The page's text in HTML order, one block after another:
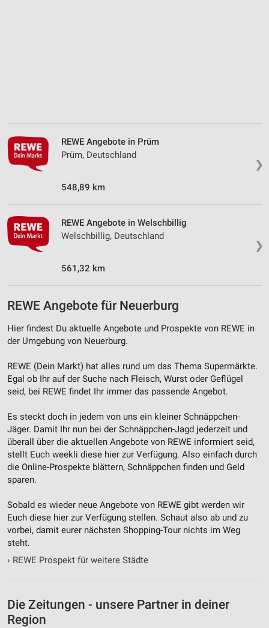
❯
REWE Angebote in Prüm
Prüm, Deutschland
548,89 km
❯
REWE Angebote in Welschbillig
Welschbillig, Deutschland
561,32 km
REWE Angebote für Neuerburg
Hier findest Du aktuelle Angebote und Prospekte von REWE in
der Umgebung von Neuerburg.
REWE (Dein Markt) hat alles rund um das Thema Supermärkte.
Egal ob Ihr auf der Suche nach Fleisch, Wurst oder Geflügel
seid, bei REWE findet Ihr immer das passende Angebot.
Es steckt doch in jedem von uns ein kleiner Schnäppchen-
Jäger. Damit Ihr nun bei der Schnäppchen-Jagd jederzeit und
überall über die aktuellen Angebote von REWE informiert seid,
stellt Euch weekli diese hier zur Verfügung. Also einfach durch
die Online-Prospekte blättern, Schnäppchen finden und Geld
sparen.
Sobald es wieder neue Angebote von REWE gibt werden wir
Euch diese hier zur Verfügung stellen. Schaut also ab und zu
vorbei, damit eurer nächsten Shopping-Tour nichts im Weg
steht.
› REWE Prospekt für weitere Städte
Die Zeitungen - unsere Partner in deiner
Region
Geräte anhand von aktiv angeforderten
Informationen identifizieren
Nicht-IAB-Verarbeitungszwecke:
Performance
Funktional